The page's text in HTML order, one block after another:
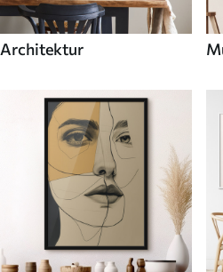
Architektur